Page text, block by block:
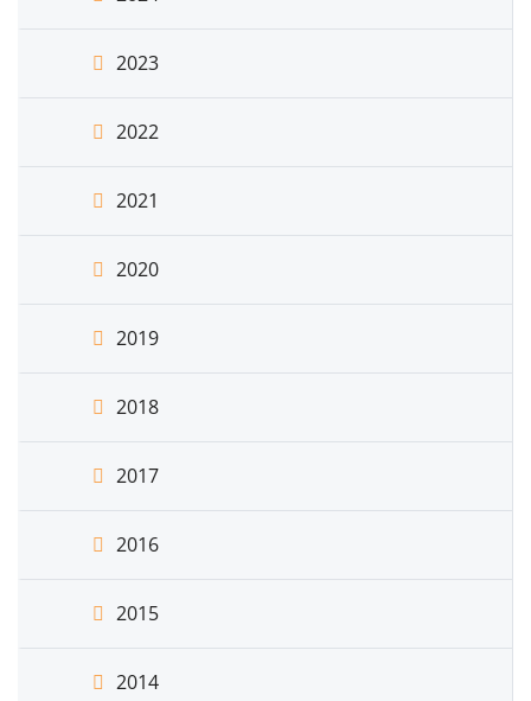
2023
2022
2021
2020
2019
2018
2017
2016
2015
2014